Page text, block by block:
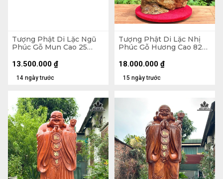
Tượng Phật Di Lặc Ngũ
Phúc Gỗ Mun Cao 25
14 ngày trước
13.500.000 ₫
Tượng Phật Di Lặc Nhị
Phúc Gỗ Hương Cao 82
15 ngày trước
18.000.000 ₫